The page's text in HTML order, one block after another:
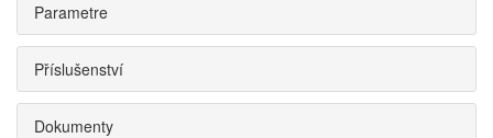
Parametre
Příslušenství
Dokumenty